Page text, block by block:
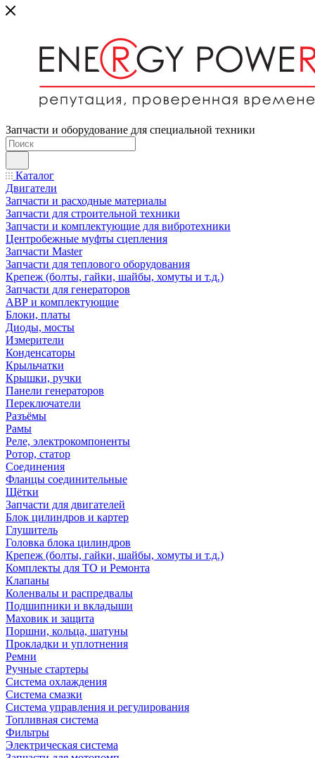
Запчасти и оборудование для специальной техники
Каталог
Двигатели
Запчасти и расходные материалы
Запчасти для строительной техники
Запчасти и комплектующие для вибротехники
Центробежные муфты сцепления
Запчасти Master
Запчасти для теплового оборудования
Крепеж (болты, гайки, шайбы, хомуты и т.д.)
Запчасти для генераторов
АВР и комплектующие
Блоки, платы
Диоды, мосты
Измерители
Конденсаторы
Крыльчатки
Крышки, ручки
Панели генераторов
Переключатели
Разъёмы
Рамы
Реле, электрокомпоненты
Ротор, статор
Соединения
Фланцы соединительные
Щётки
Запчасти для двигателей
Блок цилиндров и картер
Глушитель
Головка блока цилиндров
Крепеж (болты, гайки, шайбы, хомуты и т.д.)
Комплекты для ТО и Ремонта
Клапаны
Коленвалы и распредвалы
Подшипники и вкладыши
Маховик и защита
Поршни, кольца, шатуны
Прокладки и уплотнения
Ремни
Ручные стартеры
Система охлаждения
Система смазки
Система управления и регулирования
Топливная система
Фильтры
Электрическая система